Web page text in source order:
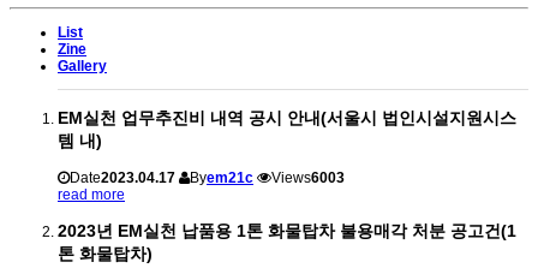
List
Zine
Gallery
EM실천 업무추진비 내역 공시 안내(서울시 법인시설지원시스
템 내)
Date2023.04.17 Byem21c Views6003
read more
2023년 EM실천 납품용 1톤 화물탑차 불용매각 처분 공고건(1
톤 화물탑차)